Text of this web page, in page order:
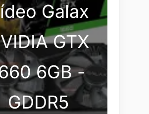
Galax
GTX
6GB -
GDDR5